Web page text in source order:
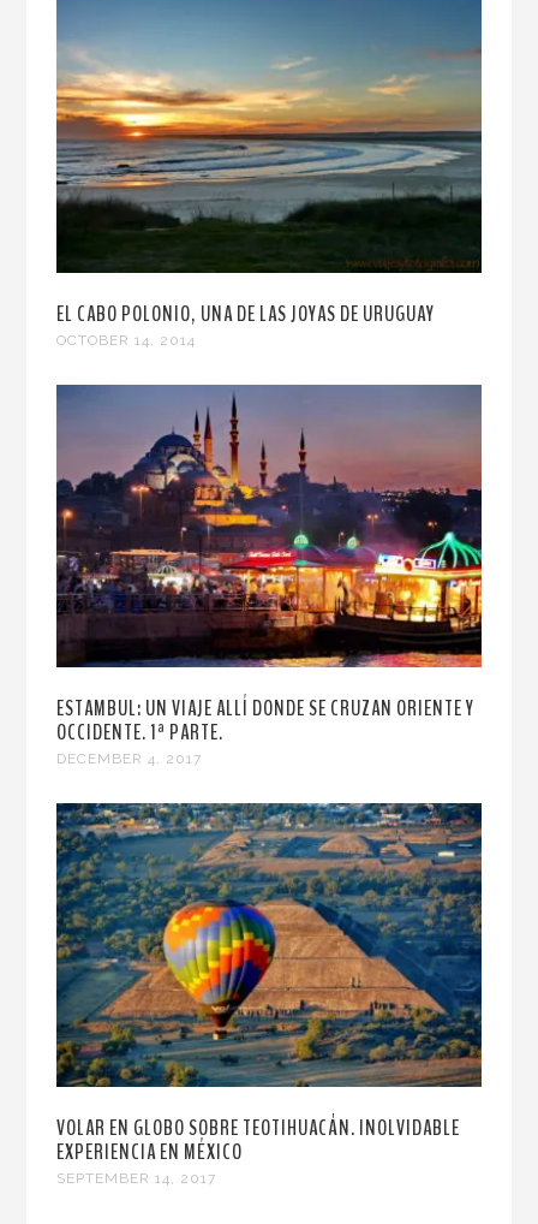
EL CABO POLONIO, UNA DE LAS JOYAS DE URUGUAY
OCTOBER 14, 2014
ESTAMBUL: UN VIAJE ALLÍ DONDE SE CRUZAN ORIENTE Y
OCCIDENTE. 1ª PARTE.
DECEMBER 4, 2017
VOLAR EN GLOBO SOBRE TEOTIHUACÁN. INOLVIDABLE
EXPERIENCIA EN MÉXICO
SEPTEMBER 14, 2017